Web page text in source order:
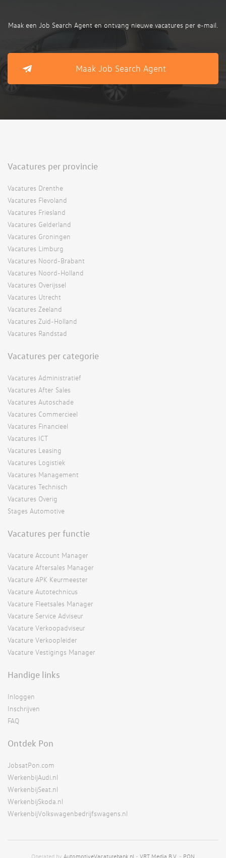
Maak een Job Search Agent en ontvang nieuwe vacatures per e-mail.
Maak Job Search Agent
Vacatures per provincie
Vacatures Drenthe
Vacatures Flevoland
Vacatures Friesland
Vacatures Gelderland
Vacatures Groningen
Vacatures Limburg
Vacatures Noord-Brabant
Vacatures Noord-Holland
Vacatures Overijssel
Vacatures Utrecht
Vacatures Zeeland
Vacatures Zuid-Holland
Vacatures Randstad
Vacatures per categorie
Vacatures Administratief
Vacatures After Sales
Vacatures Autoschade
Vacatures Commercieel
Vacatures Financieel
Vacatures ICT
Vacatures Leasing
Vacatures Logistiek
Vacatures Management
Vacatures Technisch
Vacatures Overig
Stages Automotive
Vacatures per functie
Vacature Account Manager
Vacature Aftersales Manager
Vacature APK Keurmeester
Vacature Autotechnicus
Vacature Fleetsales Manager
Vacature Service Adviseur
Vacature Verkoopadviseur
Vacature Verkoopleider
Vacature Vestigings Manager
Handige links
Inloggen
Inschrijven
FAQ
Ontdek Pon
JobsatPon.com
WerkenbijAudi.nl
WerkenbijSeat.nl
WerkenbijSkoda.nl
WerkenbijVolkswagenbedrijfswagens.nl
Operated by AutomotiveVacaturebank.nl - VRT Media B.V. - PON